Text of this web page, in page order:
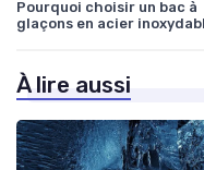
Pourquoi choisir un bac à
glaçons en acier
À lire aussi